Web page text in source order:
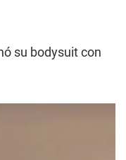
su bodysuit con